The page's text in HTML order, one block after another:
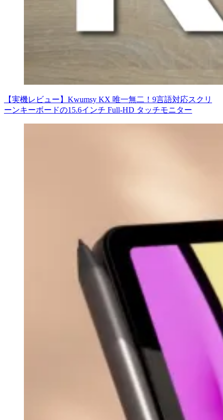
【実機レビュー】Kwumsy KX 唯一無二！9言語対応スクリ
ーンキーボードの15.6インチ Full-HD タッチモニター